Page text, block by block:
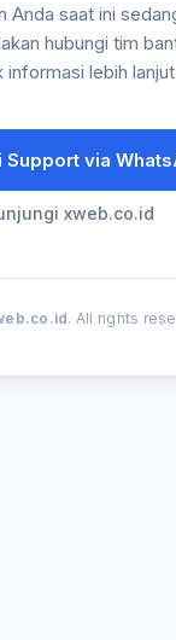
Anda saat ini
hubungi tim
informasi lebih
Support via
xweb.co.id
. All rights